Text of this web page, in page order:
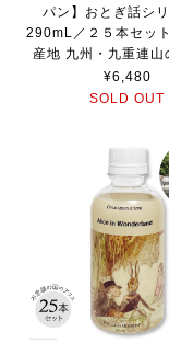
パン】おとぎ話シリ
290mL／２５本セッ
産地 九州・九重連山
¥6,480
SOLD OUT